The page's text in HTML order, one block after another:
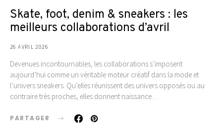
Skate, foot, denim & sneakers : les
meilleurs collaborations d’avril
26 AVRIL 2026
Devenues incontournables, les collaborations s’imposent
aujourd’hui comme un véritable moteur créatif dans la mode et
l’univers sneakers. Qu’elles réunissent des univers opposés ou au
contraire très proches, elles donnent naissance…
PARTAGER